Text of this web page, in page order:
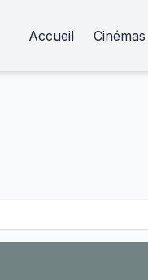
Accueil Cinémas